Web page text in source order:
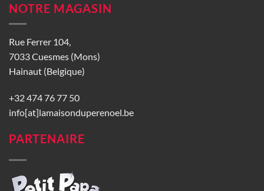
NOTRE MAGASIN
Rue Ferrer 104,
7033 Cuesmes (Mons)
Hainaut (Belgique)
+32 474 76 77 50
info[at]lamaisonduperenoel.be
PARTENAIRE